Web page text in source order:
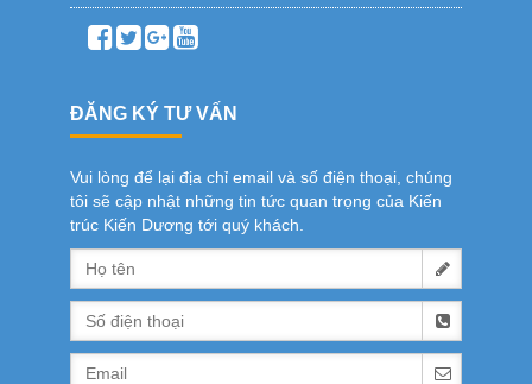
ĐĂNG KÝ TƯ VẤN
Vui lòng để lại địa chỉ email và số điện thoại, chúng
tôi sẽ cập nhật những tin tức quan trọng của Kiến
trúc Kiến Dương tới quý khách.